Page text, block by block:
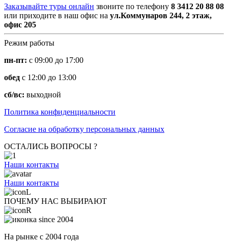
Заказывайте туры онлайн звоните по телефону 8 3412 20 88 08
или приходите в наш офис на ул.Коммунаров 244, 2 этаж,
офис 205
Режим работы
пн-пт: с 09:00 до 17:00
обед с 12:00 до 13:00
сб/вс: выходной
Политика конфиденциальности
Согласие на обработку персональных данных
ОСТАЛИСЬ ВОПРОСЫ ?
Наши контакты
Наши контакты
ПОЧЕМУ НАС ВЫБИРАЮТ
На рынке с 2004 года